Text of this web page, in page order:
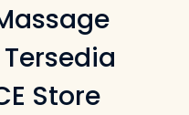
Store